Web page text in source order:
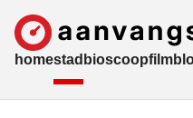
homestad bioscoopfilm